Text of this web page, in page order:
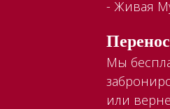
- Живая
Мы
или